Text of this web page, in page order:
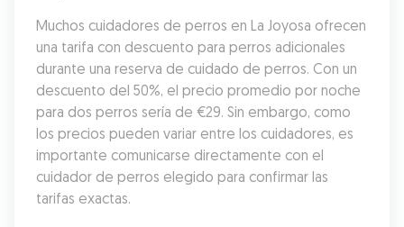
Muchos cuidadores de perros en La Joyosa ofrecen
una tarifa con descuento para perros adicionales
durante una reserva de cuidado de perros. Con un
descuento del 50%, el precio promedio por noche
para dos perros sería de €29. Sin embargo, como
los precios pueden variar entre los cuidadores, es
importante comunicarse directamente con el
cuidador de perros elegido para confirmar las
tarifas exactas.